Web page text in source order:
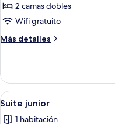
de
Suite
familiar
2 camas dobles
Wifi gratuito
Más detalles
Más
familiar
Abrir
todas
7
Suite junior
1 habitación